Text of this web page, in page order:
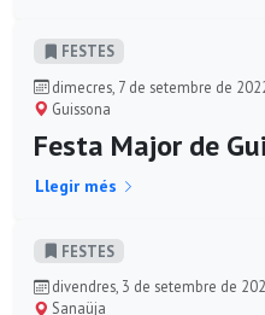
FESTES
dimecres, 7 de setembre de
Guissona
Festa Major de
Llegir més
FESTES
divendres, 3 de setembre de
Sanaüja